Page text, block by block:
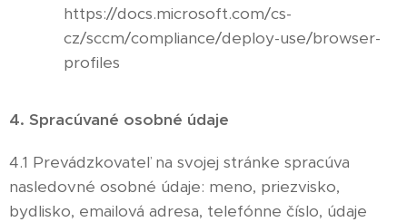
https://docs.microsoft.com/cs-
cz/sccm/compliance/deploy-use/browser-
profiles
4. Spracúvané osobné údaje
4.1 Prevádzkovateľ na svojej stránke spracúva
nasledovné osobné údaje: meno, priezvisko,
bydlisko, emailová adresa, telefónne číslo, údaje